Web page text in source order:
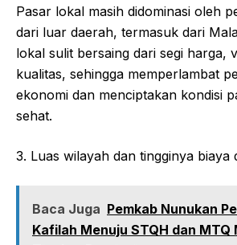
Pasar lokal masih didominasi oleh
dari luar daerah, termasuk dari
lokal sulit bersaing dari segi harga,
kualitas, sehingga memperlambat
ekonomi dan menciptakan kondisi
sehat.
3. Luas wilayah dan tingginya biaya
Baca Juga Pemkab Nunukan
Kafilah Menuju STQH dan MTQ